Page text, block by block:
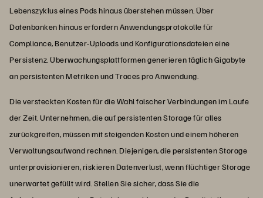
Lebenszyklus eines Pods hinaus überstehen müssen. Über
Datenbanken hinaus erfordern Anwendungsprotokolle für
Compliance, Benutzer-Uploads und Konfigurationsdateien eine
Persistenz. Überwachungsplattformen generieren täglich Gigabyte
an persistenten Metriken und Traces pro Anwendung.
Die versteckten Kosten für die Wahl falscher Verbindungen im Laufe
der Zeit. Unternehmen, die auf persistenten Storage für alles
zurückgreifen, müssen mit steigenden Kosten und einem höheren
Verwaltungsaufwand rechnen. Diejenigen, die persistenten Storage
unterprovisionieren, riskieren Datenverlust, wenn flüchtiger Storage
unerwartet gefüllt wird. Stellen Sie sicher, dass Sie die